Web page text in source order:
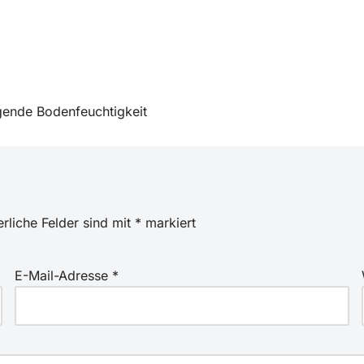
Bodenfeuchtigkeit
Felder sind mit * markiert
E-Mail-Adresse *